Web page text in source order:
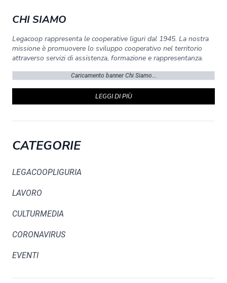
CHI SIAMO
Legacoop rappresenta le cooperative liguri dal 1945. La nostra
missione è promuovere lo sviluppo cooperativo nel territorio
attraverso servizi di assistenza, formazione e rappresentanza.
Caricamento banner Chi Siamo...
LEGGI DI PIÙ
CATEGORIE
LEGACOOPLIGURIA
LAVORO
CULTURMEDIA
CORONAVIRUS
EVENTI